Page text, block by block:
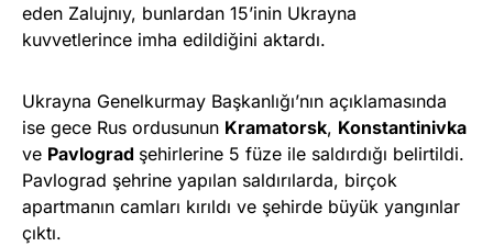
eden Zalujnıy, bunlardan 15’inin Ukrayna
kuvvetlerince imha edildiğini aktardı.
Ukrayna Genelkurmay Başkanlığı’nın açıklamasında
ise gece Rus ordusunun Kramatorsk, Konstantinivka
ve Pavlograd şehirlerine 5 füze ile saldırdığı belirtildi.
Pavlograd şehrine yapılan saldırılarda, birçok
apartmanın camları kırıldı ve şehirde büyük yangınlar
çıktı.